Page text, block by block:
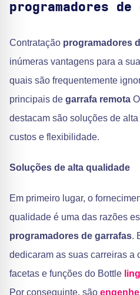
programadores
Contratação programadores
inúmeras vantagens para a
quais são frequentemente
principais de garrafa remota
destacam são soluções de
custos e flexibilidade.
Soluções de alta qualidade
Em primeiro lugar, o
qualidade é uma das razões
programadores de garrafas.
dedicaram as suas carreiras a
facetas e funções do Bottle
Por conseguinte, são